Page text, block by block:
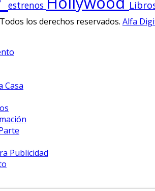
estrenos
los derechos reservados. Alfa
Casa
Publicidad